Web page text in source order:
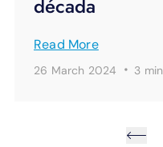
década
Read More
26 March 2024 · 3